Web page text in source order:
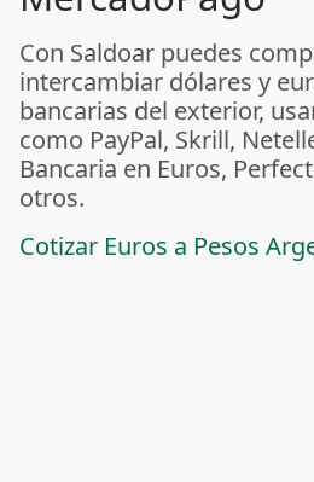
Con Saldoar puedes
intercambiar dólares y
bancarias del exterior,
como PayPal, Skrill,
Bancaria en Euros,
otros.
Cotizar Euros a Pesos